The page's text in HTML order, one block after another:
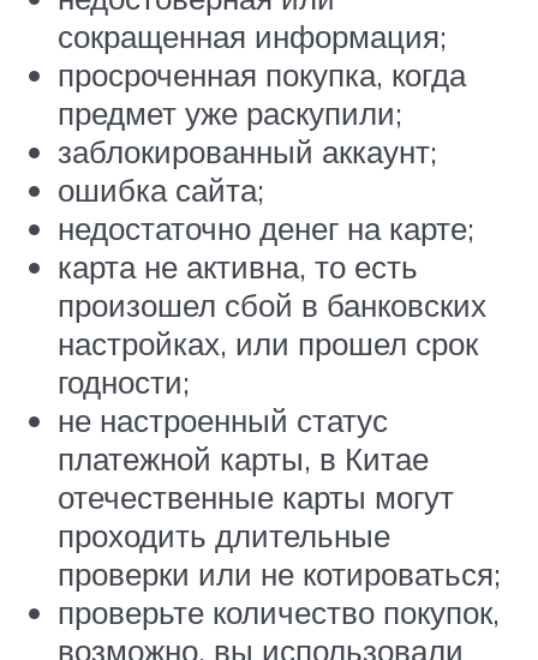
сокращенная информация;
просроченная покупка, когда
предмет уже раскупили;
заблокированный аккаунт;
ошибка сайта;
недостаточно денег на карте;
карта не активна, то есть
произошел сбой в банковских
настройках, или прошел срок
годности;
не настроенный статус
платежной карты, в Китае
отечественные карты могут
проходить длительные
проверки или не котироваться;
проверьте количество покупок,
возможно, вы использовали